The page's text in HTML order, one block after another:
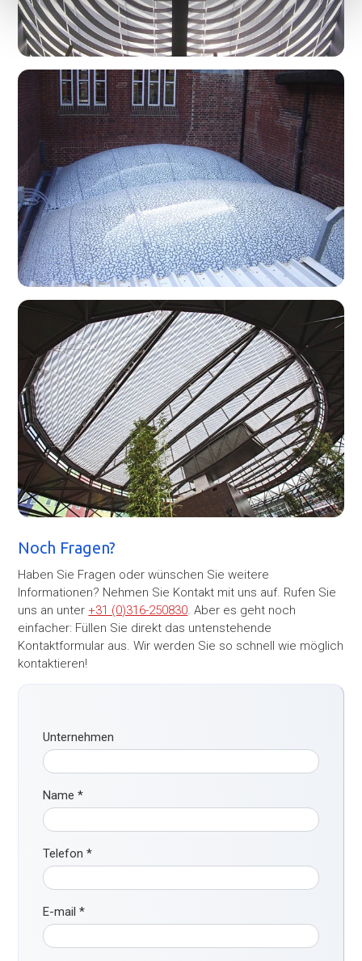
Noch Fragen?
Haben Sie Fragen oder wünschen Sie weitere
Informationen? Nehmen Sie Kontakt mit uns auf. Rufen Sie
uns an unter +31 (0)316-250830. Aber es geht noch
einfacher: Füllen Sie direkt das untenstehende
Kontaktformular aus. Wir werden Sie so schnell wie möglich
kontaktieren!
Unternehmen
Name*
Telefon*
E-mail*